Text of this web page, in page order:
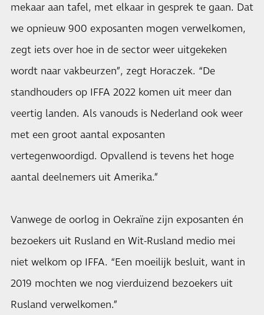
mekaar aan tafel, met elkaar in gesprek te gaan. Dat
we opnieuw 900 exposanten mogen verwelkomen,
zegt iets over hoe in de sector weer uitgekeken
wordt naar vakbeurzen”, zegt Horaczek. “De
standhouders op IFFA 2022 komen uit meer dan
veertig landen. Als vanouds is Nederland ook weer
met een groot aantal exposanten
vertegenwoordigd. Opvallend is tevens het hoge
aantal deelnemers uit Amerika.”
Vanwege de oorlog in Oekraïne zijn exposanten én
bezoekers uit Rusland en Wit-Rusland medio mei
niet welkom op IFFA. “Een moeilijk besluit, want in
2019 mochten we nog vierduizend bezoekers uit
Rusland verwelkomen.”